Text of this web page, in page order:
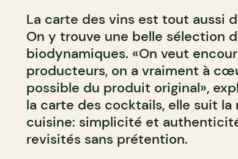
La carte des vins est tout aussi
On y trouve une belle sélection
biodynamiques. «On veut
producteurs, on a vraiment à
possible du produit original»,
la carte des cocktails, elle suit
cuisine: simplicité et
revisités sans prétention.